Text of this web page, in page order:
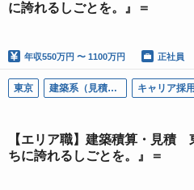
に誇れるしごとを。』＝
年収550万円 〜 1100万円 正社員
東京 建築系（見積・調達） キャリア採用
【エリア職】建築積算・見積
ちに誇れるしごとを。』＝